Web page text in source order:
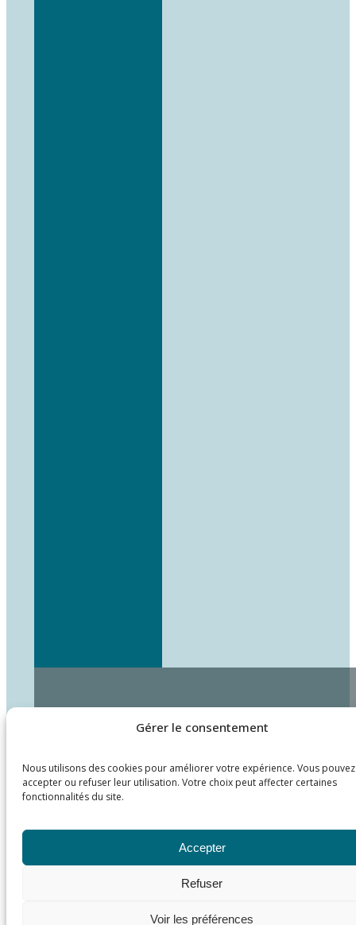
Gérer le consentement
Nous utilisons des cookies pour améliorer votre expérience. Vous pouvez
accepter ou refuser leur utilisation. Votre choix peut affecter certaines
fonctionnalités du site.
Accepter
Refuser
Voir les préférences